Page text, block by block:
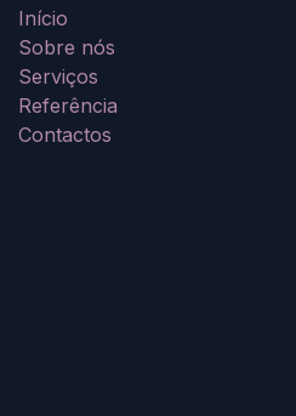
Início
Sobre nós
Serviços
Referência
Contactos